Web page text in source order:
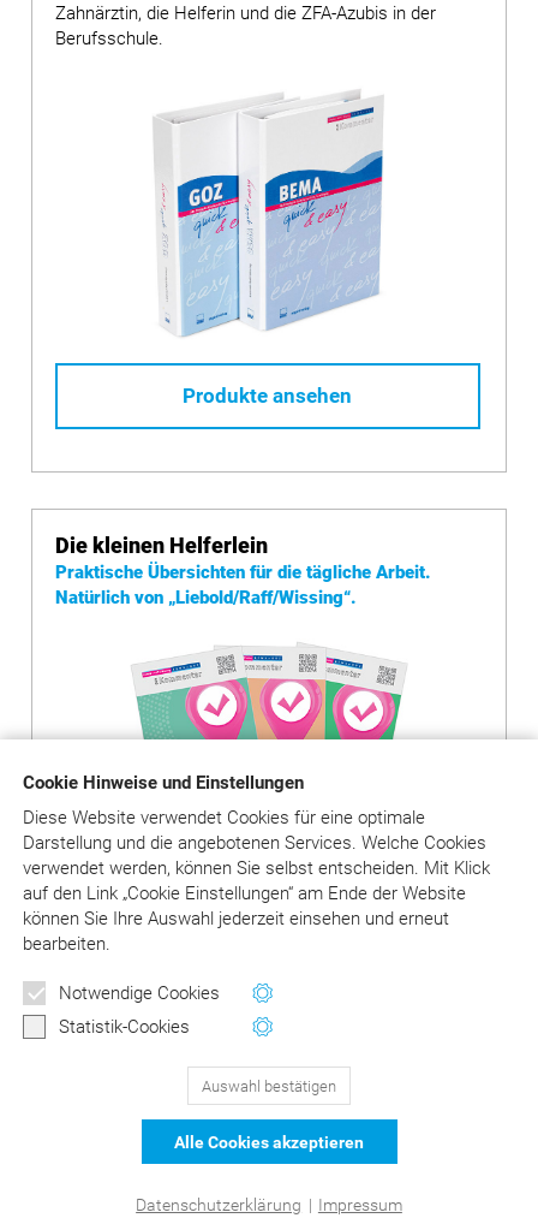
Cookie Hinweise und Einstellungen
Diese Website verwendet Cookies für eine optimale
Darstellung und die angebotenen Services. Welche Cookies
verwendet werden, können Sie selbst entscheiden. Mit Klick
aufden Link „Cookie Einstellungen“ am Ende der Website
können Sie Ihre Auswahl jederzeit einsehen und erneut
bearbeiten.
Notwendige Cookies
Statistik-Cookies
Auswahl bestätigen
Alle Cookies akzeptieren
Datenschutzerklärung | Impressum
Zahnärztin, die Helferin und die ZFA-Azubis in der
Berufsschule.
Produkte ansehen
Die kleinen Helferlein
Praktische Übersichten für die tägliche Arbeit.
Natürlich von „Liebold/Raff/Wissing“.
DER Kommentar zu BEMA und
129Bewertungen auf ProvenExpert.com
Newsletter
Wertvolle Tipps und Hinweise
Jetzt anmelden